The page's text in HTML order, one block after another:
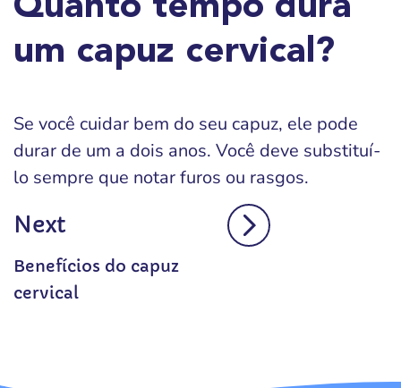
Quanto tempo dura
um capuz cervical?
Se você cuidar bem do seu capuz, ele pode
durar de um a dois anos. Você deve substituí-
lo sempre que notar furos ou rasgos.
Next
Benefícios do capuz
cervical